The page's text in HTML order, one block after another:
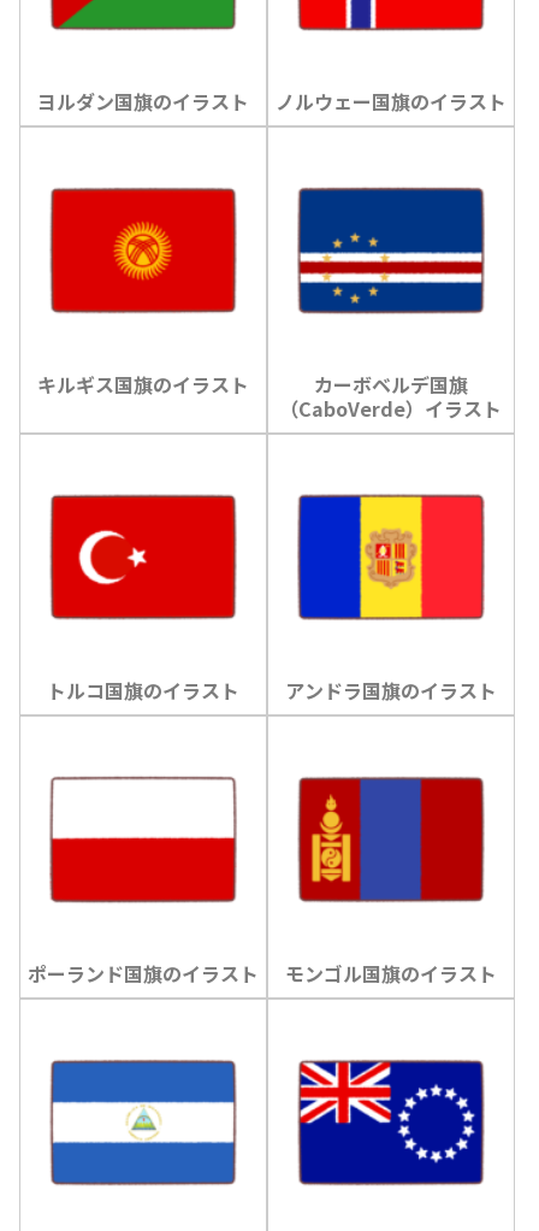
ヨルダン国旗のイラスト ノルウェー国旗のイラスト
キルギス国旗のイラスト
カーボベルデ国旗
（CaboVerde）イラスト
トルコ国旗のイラスト アンドラ国旗のイラスト
ポーランド国旗のイラスト モンゴル国旗のイラスト